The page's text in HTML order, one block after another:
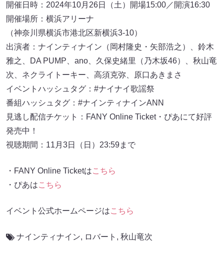
開催日時：2024年10月26日（土）開場15:00／開演16:30
開催場所：横浜アリーナ
（神奈川県横浜市港北区新横浜3-10）
出演者：ナインティナイン（岡村隆史・矢部浩之）、鈴木
雅之、DA PUMP、ano、久保史緒里（乃木坂46）、秋山竜
次、ネクライトーキー、高須克弥、原口あきまさ
イベントハッシュタグ：#ナイナイ歌謡祭
番組ハッシュタグ：#ナインティナインANN
見逃し配信チケット：FANY Online Ticket・ぴあにて好評
発売中！
視聴期間：11月3日（日）23:59まで
・FANY Online Ticketはこちら
・ぴあはこちら
イベント公式ホームページはこちら
ナインティナイン, ロバート , 秋山竜次